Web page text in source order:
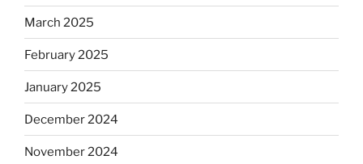
March 2025
February 2025
January 2025
December 2024
November 2024